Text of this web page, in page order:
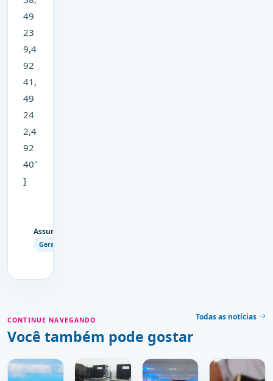
49
23
9,4
92
41,
49
24
2,4
92
40"
]
Assuntos
Geral
CONTINUE NAVEGANDO
Você também pode gostar
Todas as notícias